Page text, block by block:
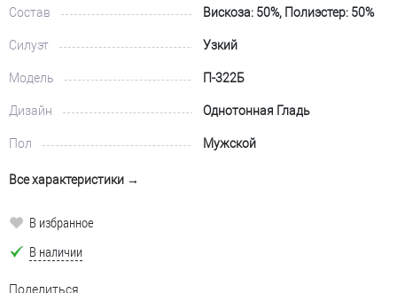
Состав Вискоза: 50%, Полиэстер: 50%
Силуэт Узкий
Модель П-322Б
Дизайн Однотонная Гладь
Пол Мужской
Все характеристики →
В избранное
В наличии
Поделиться